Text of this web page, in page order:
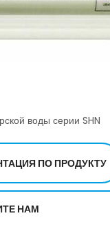
воды серии SHN
ПО ПРОДУКТУ
НАМ